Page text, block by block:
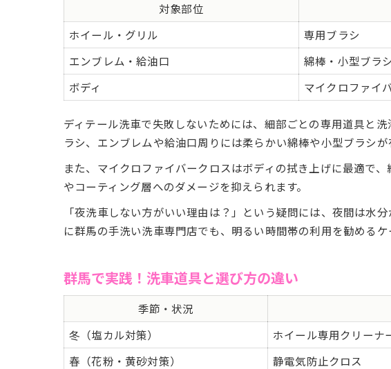
バ
対象部位
ホイール・グリル
専用ブラシ
エンブレム・給油口
綿棒・小型ブラシ
ボディ
マイクロファイ
ディテール洗車で失敗しないためには、細部ごとの専用道具と
ラシ、エンブレムや給油口周りには柔らかい綿棒や小型ブラシが
また、マイクロファイバークロスはボディの拭き上げに最適で
やコーティング層へのダメージを抑えられます。
「夜洗車しない方がいい理由は？」という疑問には、夜間は水
に群馬の手洗い洗車専門店でも、明るい時間帯の利用を勧めるケ
群馬で実践！洗車道具と選び方の違い
季節・状況
冬（塩カル対策）
ホイール専用クリーナ
春（花粉・黄砂対策）
静電気防止クロス